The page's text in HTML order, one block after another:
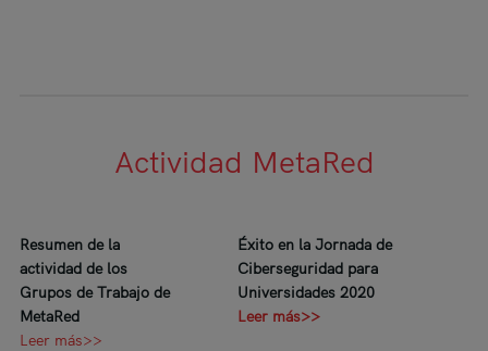
Actividad MetaRed
Resumen de la
actividad de los
Grupos de Trabajo de
MetaRed
Leer más>>
Éxito en la Jornada de
Ciberseguridad para
Universidades 2020
Leer más>>